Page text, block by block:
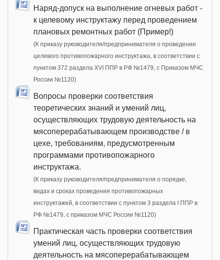
Наряд-допуск на выполнение огневых работ -
к целевому инструктажу перед проведением
плановых ремонтных работ (Пример!)
(К приказу руководителя/предпринимателя о проведении
целевого противопожарного инструктажа, в соответствии с
пунктом 372 раздела XVI ППР в РФ №1479, c Приказом МЧС
России №1120)
Вопросы проверки соответствия
теоретических знаний и умений лиц,
осуществляющих трудовую деятельность на
мясоперерабатывающем производстве / в
цехе, требованиям, предусмотренным
программами противопожарного
инструктажа.
(К приказу руководителя/предпринимателя о порядке,
видах и сроках проведения противопожарных
инструктажей, в соответствии с пунктом 3 раздела I ППР в
РФ №1479, с приказом МЧС России №1120)
Практическая часть проверки соответствия
умений лиц, осуществляющих трудовую
деятельность на мясоперерабатывающем